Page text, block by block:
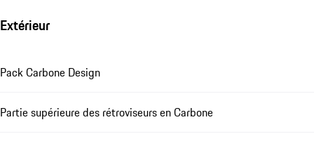
Extérieur
Pack Carbone Design
Partie supérieure des rétroviseurs en Carbone